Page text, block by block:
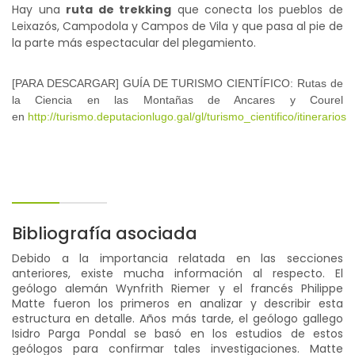
Hay una ruta de trekking que conecta los pueblos de
Leixazós, Campodola y Campos de Vila y que pasa al pie de
la parte más espectacular del plegamiento.
[PARA DESCARGAR] GUÍA DE TURISMO CIENTÍFICO: Rutas de
la Ciencia en las Montañas de Ancares y Courel
en http://turismo.deputacionlugo.gal/gl/turismo_cientifico/itinerarios
Bibliografía asociada
Debido a la importancia relatada en las secciones
anteriores, existe mucha información al respecto. El
geólogo alemán Wynfrith Riemer y el francés Philippe
Matte fueron los primeros en analizar y describir esta
estructura en detalle. Años más tarde, el geólogo gallego
Isidro Parga Pondal se basó en los estudios de estos
geólogos para confirmar tales investigaciones. Matte